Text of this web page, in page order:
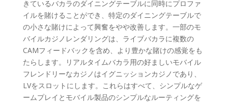
きているバカラのダイニングテーブルに同時にプロファ
イルを賭けることができ、特定のダイニングテーブルで
の小さな賭けによって興奮をやや改善します。一部のモ
バイルカジノレンダリングは、ライブバカラに複数の
CAMフィードバックを含め、より豊かな賭けの感覚をも
たらします。リアルタイムバカラ用の好ましいモバイル
フレンドリーなカジノはイグニッションカジノであり、
LVをスロットにします。これらはすべて、シンプルなゲ
ームプレイとモバイル製品のシンプルなルーティングを